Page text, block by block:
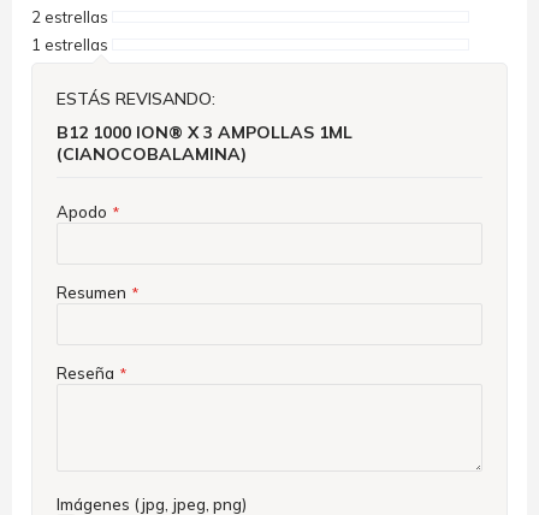
2 estrellas
1 estrellas
ESTÁS REVISANDO:
B12 1000 ION® X 3 AMPOLLAS 1ML
(CIANOCOBALAMINA)
Apodo
Resumen
Reseña
Imágenes (jpg, jpeg, png)